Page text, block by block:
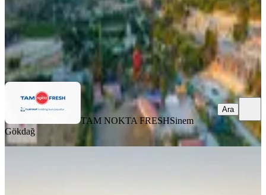
TAM NOKTA FRESH Sinem Gökdağ
Ara
TAM NOKTA FRESHSinem
Gökdağ
Ara